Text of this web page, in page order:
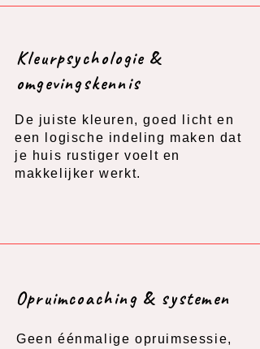
Kleurpsychologie &
omgevingskennis
De juiste kleuren, goed licht en
een logische indeling maken dat
je huis rustiger voelt en
makkelijker werkt.
Opruimcoaching & systemen
Geen éénmalige opruimsessie,